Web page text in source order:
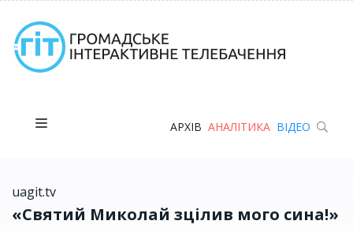
АРХІВ АНАЛІТИКА ВІДЕО
uagit.tv
«Святий Миколай зцілив мого сина!»